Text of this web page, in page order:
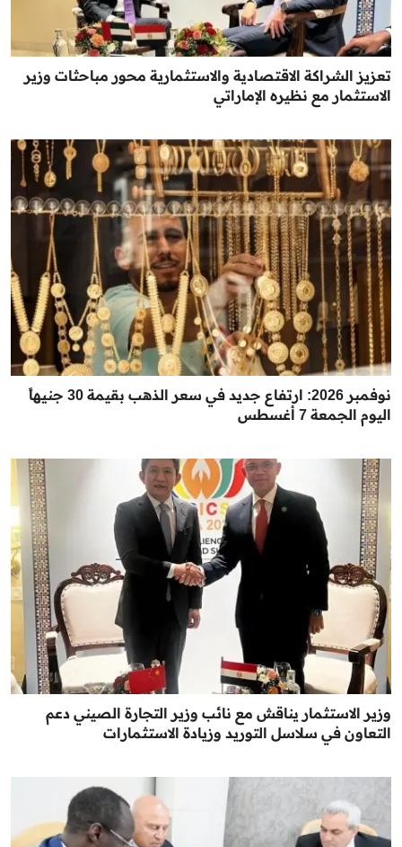
تعزيز الشراكة الاقتصادية والاستثمارية محور مباحثات وزير
الاستثمار مع نظيره الإماراتي
نوفمبر 2026: ارتفاع جديد في سعر الذهب بقيمة 30 جنيهاً
اليوم الجمعة 7 أغسطس
وزير الاستثمار يناقش مع نائب وزير التجارة الصيني دعم
التعاون في سلاسل التوريد وزيادة الاستثمارات